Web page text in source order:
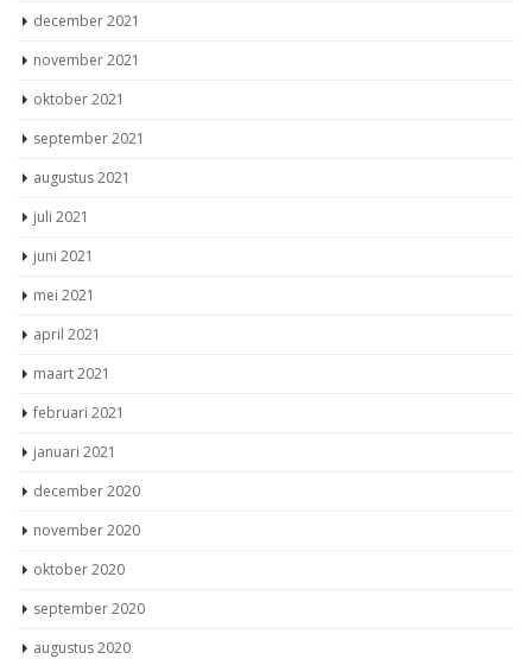
december 2021
november 2021
oktober 2021
september 2021
augustus 2021
juli 2021
juni 2021
mei 2021
april 2021
maart 2021
februari 2021
januari 2021
december 2020
november 2020
oktober 2020
september 2020
augustus 2020